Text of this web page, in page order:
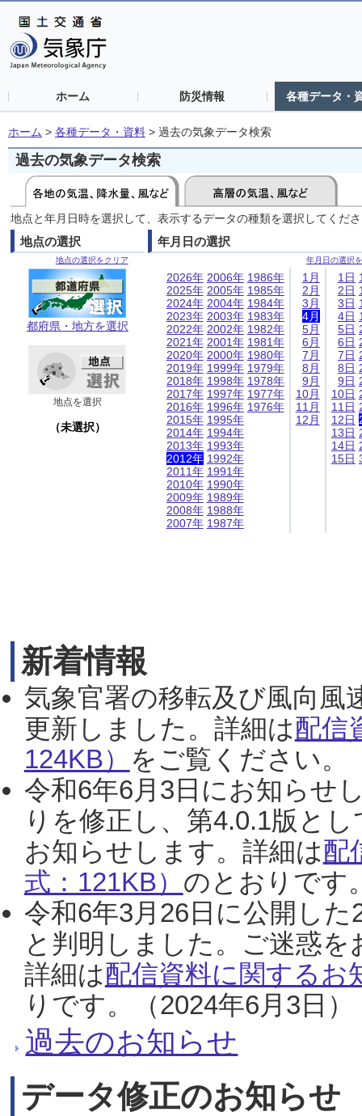
ホーム 防災情報 各種データ・
ホーム > 各種データ・資料 > 過去の気象データ検索
過去の気象データ検索
地点と年月日時を選択して、表示するデータの種類を選択してくだ
地点の選択
地点の選択をクリア
都府県・地方を選択
地点を選択
（未選択）
年月日の選択
年月日の選択
2026年
2025年
2024年
2023年
2022年
2021年
2020年
2019年
2018年
2017年
2016年
2015年
2014年
2013年
2012年
2011年
2010年
2009年
2008年
2007年
2006年
2005年
2004年
2003年
2002年
2001年
2000年
1999年
1998年
1997年
1996年
1995年
1994年
1993年
1992年
1991年
1990年
1989年
1988年
1987年
1986年
1985年
1984年
1983年
1982年
1981年
1980年
1979年
1978年
1977年
1976年
1月
2月
3月
4月
5月
6月
7月
8月
9月
10月
11月
12月
1日
2日
3日
4日
5日
6日
7日
8日
9日
10日
11日
12日
13日
14日
15日
新着情報
気象官署の移転及び風向風
更新しました。詳細は配信
124KB） をご覧ください。
令和6年6月3日にお知らせ
りを修正し、第4.0.1版と
お知らせします。詳細は配
式：121KB） のとおりです
令和6年3月26日に公開し
と判明しました。ご迷惑
詳細は配信資料に関するお
りです。（2024年6月3日）
過去のお知らせ
データ修正のお知らせ